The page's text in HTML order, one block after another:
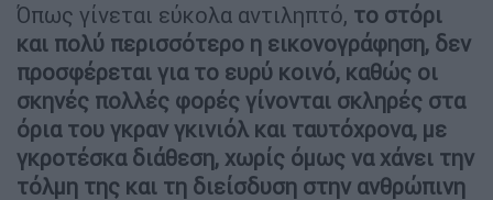
Όπως γίνεται εύκολα αντιληπτό, το στόρι
και πολύ περισσότερο η εικονογράφηση, δεν
προσφέρεται για το ευρύ κοινό, καθώς οι
σκηνές πολλές φορές γίνονται σκληρές στα
όρια του γκραν γκινιόλ και ταυτόχρονα, με
γκροτέσκα διάθεση, χωρίς όμως να χάνει την
τόλμη της και τη διείσδυση στην ανθρώπινη